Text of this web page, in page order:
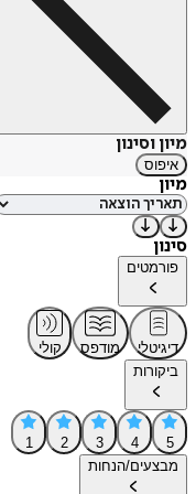
מיון וסינון
איפוס
מיון
סינון
פורמטים
דיגיטלי מודפס
קולי
ביקורות
5
4
3
2
1
מבצעים/הנחות